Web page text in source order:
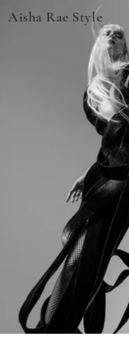
Aisha Rae Style